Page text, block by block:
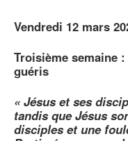
Vendredi 12 mars
Troisième semaine
guéris
« Jésus et ses
tandis que Jésus
disciples et une